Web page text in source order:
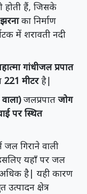
होती हैं, जिसके
झरनाका निर्माण
में शरावती नदी
गांधीजल प्रपात
221 मीटरहै|
जलप्रपात जोग
पर स्थित
गिराने वाली
यहाँ पर जल
अधिक है| यही कारण
क्षेत्र